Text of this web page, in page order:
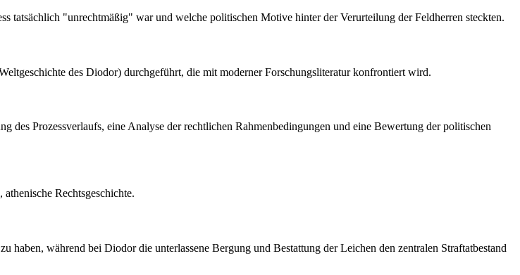
tatsächlich "unrechtmäßig" war und welche politischen Motive hinter der Verurteilung der Feldherren steckten.
des Diodor) durchgeführt, die mit moderner Forschungsliteratur konfrontiert wird.
Prozessverlaufs, eine Analyse der rechtlichen Rahmenbedingungen und eine Bewertung der politischen
Rechtsgeschichte.
während bei Diodor die unterlassene Bergung und Bestattung der Leichen den zentralen Straftatbestand